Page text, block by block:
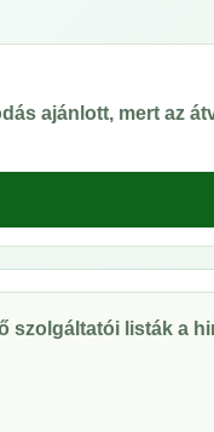
ajánlott, mert az
szolgáltatói listák a